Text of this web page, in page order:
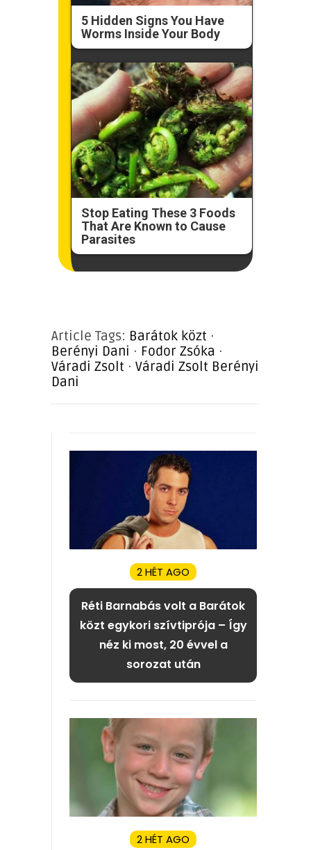
5 Hidden Signs You Have
Worms Inside Your Body
Stop Eating These 3 Foods
That Are Known to Cause
Parasites
Article Tags: Barátok közt ·
Berényi Dani · Fodor Zsóka ·
Váradi Zsolt · Váradi Zsolt Berényi
Dani
2 HÉT AGO
Réti Barnabás volt a Barátok
közt egykori szívtiprója – Így
néz ki most, 20 évvel a
sorozat után
2 HÉT AGO